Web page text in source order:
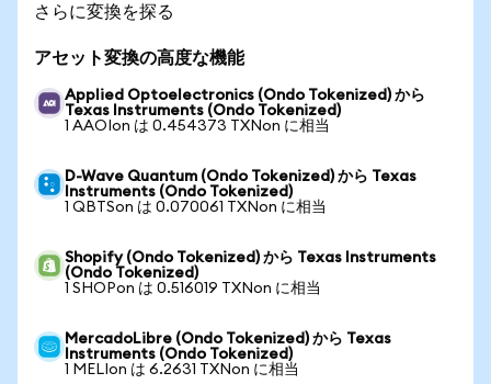
さらに変換を探る
アセット変換の高度な機能
Applied Optoelectronics (Ondo Tokenized) から
Texas Instruments (Ondo Tokenized)
1 AAOIon は 0.454373 TXNon に相当
D-Wave Quantum (Ondo Tokenized) から Texas
Instruments (Ondo Tokenized)
1 QBTSon は 0.070061 TXNon に相当
Shopify (Ondo Tokenized) から Texas Instruments
(Ondo Tokenized)
1 SHOPon は 0.516019 TXNon に相当
MercadoLibre (Ondo Tokenized) から Texas
Instruments (Ondo Tokenized)
1 MELIon は 6.2631 TXNon に相当